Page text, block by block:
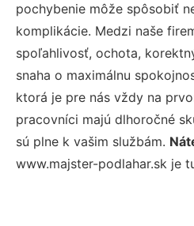
pochybenie môže spôsobiť
komplikácie. Medzi naše
spoľahlivosť, ochota,
snaha o maximálnu
ktorá je pre nás vždy na
pracovníci majú dlhoročné
sú plne k vašim službám.
www.majster-podlahar.sk je